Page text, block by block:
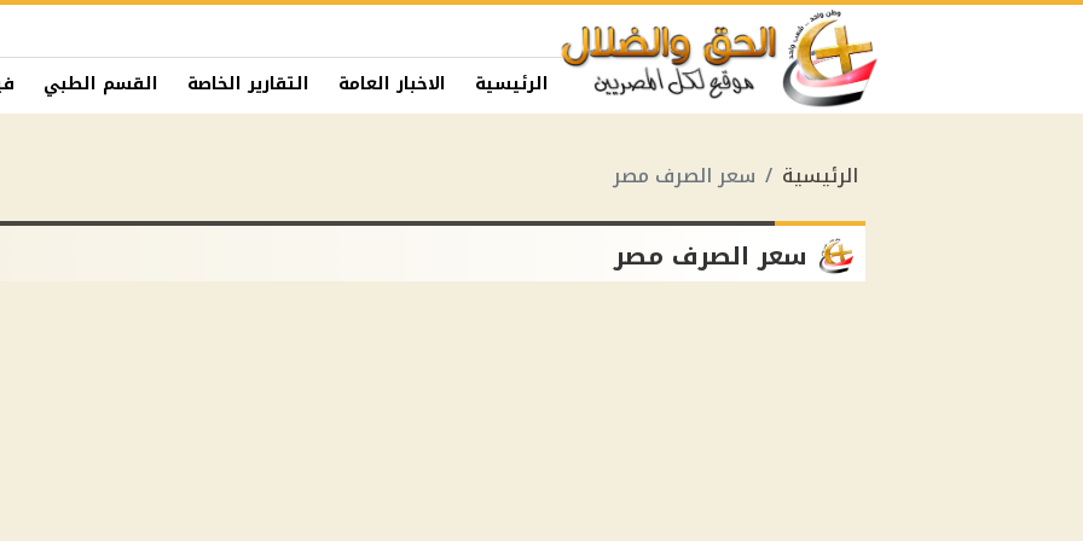
الرئيسية الاخبار العامة التقارير الخاصة القسم الطبي
الرئيسية سعر الصرف مصر
سعر الصرف مصر